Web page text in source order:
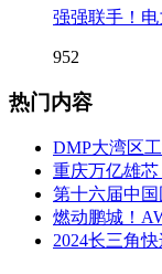
强强联手！
952
热门内容
DMP大湾区
重庆万亿雄芯
第十六届中
燃动鹏城！
2024长三角